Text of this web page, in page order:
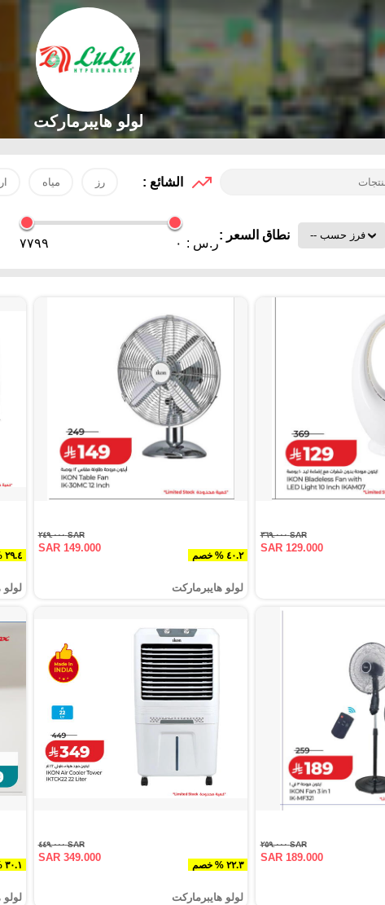
لولو هايبرماركت
الشائع : رز مياه
نطاق السعر :
ر.س : ٠ ٧٧٩٩
SAR ٣٦٩.٠٠٠
SAR 129.000
٤٠.٢ % خصم
SAR ٢٤٩.٠٠٠
SAR 149.000
لولو هايبرماركت
٢٩.٤ % خصم
لولو
SAR ٢٥٩.٠٠٠
SAR 189.000
٢٢.٣ % خصم
SAR ٤٤٩.٠٠٠
SAR 349.000
لولو هايبرماركت
٣٠.١ % خصم
لولو